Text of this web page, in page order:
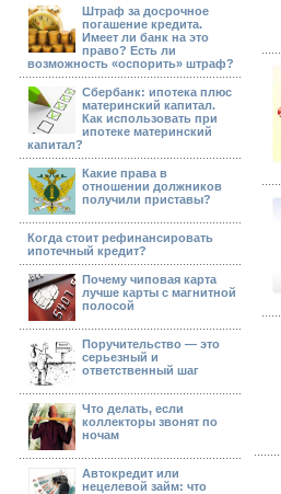
Штраф за досрочное
погашение кредита.
Имеет ли банк на это
право? Есть ли
возможность «оспорить» штраф?
Сбербанк: ипотека плюс
материнский капитал.
Как использовать при
ипотеке материнский
капитал?
Какие права в
отношении должников
получили приставы?
Когда стоит рефинансировать
ипотечный кредит?
Почему чиповая карта
лучше карты с магнитной
полосой
Поручительство — это
серьезный и
ответственный шаг
Что делать, если
коллекторы звонят по
ночам
Автокредит или
нецелевой займ: что